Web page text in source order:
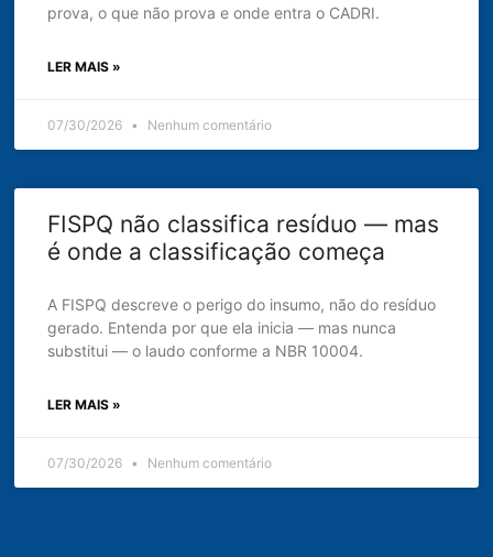
prova, o que não prova e onde entra o CADRI.
LER MAIS »
07/30/2026 Nenhum comentário
FISPQ não classifica resíduo — mas
é onde a classificação começa
A FISPQ descreve o perigo do insumo, não do resíduo
gerado. Entenda por que ela inicia — mas nunca
substitui — o laudo conforme a NBR 10004.
LER MAIS »
07/30/2026 Nenhum comentário